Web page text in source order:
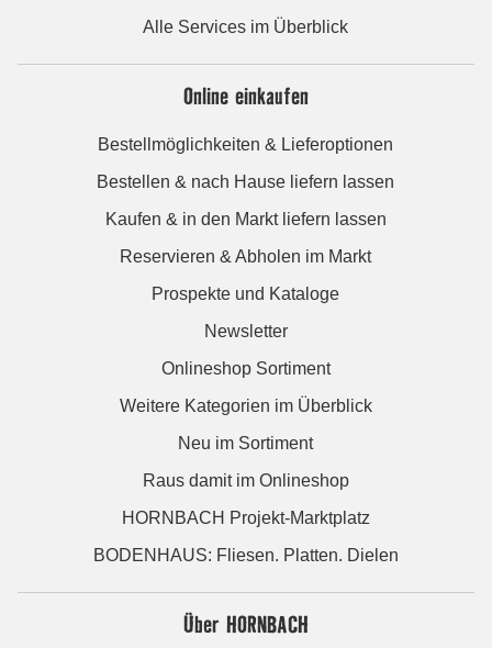
Alle Services im Überblick
Online einkaufen
Bestellmöglichkeiten & Lieferoptionen
Bestellen & nach Hause liefern lassen
Kaufen & in den Markt liefern lassen
Reservieren & Abholen im Markt
Prospekte und Kataloge
Newsletter
Onlineshop Sortiment
Weitere Kategorien im Überblick
Neu im Sortiment
Raus damit im Onlineshop
HORNBACH Projekt-Marktplatz
BODENHAUS: Fliesen. Platten. Dielen
Über HORNBACH